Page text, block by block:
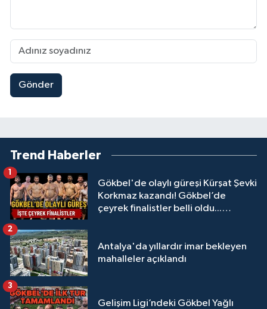
Gönder
Trend Haberler
Gökbel'de olaylı güreşi Kürşat Şevki
Korkmaz kazandı! Gökbel’de
çeyrek finalistler belli oldu...
1
Antalya'da yıllardır imar bekleyen
mahalleler açıklandı
2
Gelişim Ligi’ndeki Gökbel Yağlı
3